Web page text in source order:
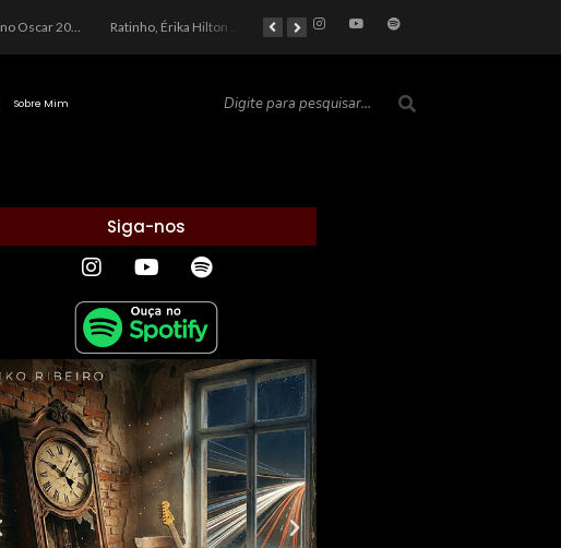
O Brasil no Oscar 2026: Entre a Cota do Politicamente Correto e a Realidade das Telas Ratinho, Érika Hilton e a Farsa Política: Quem Ganha com o Barulho no País de Bobson? As controvérsias que marcam o cenário político e econômico nacional
Sobre Mim
Siga-nos